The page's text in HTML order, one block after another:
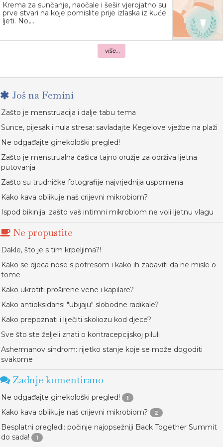
Krema za sunčanje, naočale i šešir vjerojatno su
prve stvari na koje pomislite prije izlaska iz kuće
ljeti. No,...
više...
Još na Femini
Zašto je menstruacija i dalje tabu tema
Sunce, pijesak i nula stresa: savladajte Kegelove vježbe na plaži
Ne odgađajte ginekološki pregled!
Zašto je menstrualna čašica tajno oružje za održiva ljetna
putovanja
Zašto su trudničke fotografije najvrjednija uspomena
Kako kava oblikuje naš crijevni mikrobiom?
Ispod bikinija: zašto vaš intimni mikrobiom ne voli ljetnu vlagu
Ne propustite
Dakle, što je s tim krpeljima?!
Kako se djeca nose s potresom i kako ih zabaviti da ne misle o
tome
Kako ukrotiti proširene vene i kapilare?
Kako antioksidansi "ubijaju" slobodne radikale?
Kako prepoznati i liječiti skoliozu kod djece?
Sve što ste željeli znati o kontracepcijskoj piluli
Ashermanov sindrom: rijetko stanje koje se može dogoditi
svakome
Zadnje komentirano
Ne odgađajte ginekološki pregled! 1
Kako kava oblikuje naš crijevni mikrobiom? 2
Besplatni pregledi: počinje najopsežniji Back Together Summit
do sada!
1